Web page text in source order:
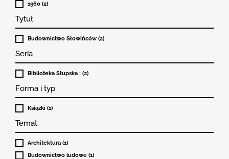
1960 (2)
Tytuł
Budownictwo Słowińców (2)
Seria
Biblioteka Słupska ; (2)
Forma i typ
Książki (1)
Temat
Architektura (1)
Budownictwo ludowe (1)